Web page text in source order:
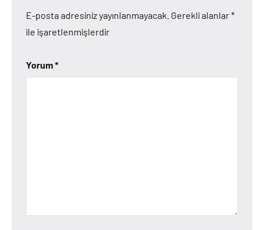
E-posta adresiniz yayınlanmayacak. Gerekli alanlar*
ile işaretlenmişlerdir
Yorum*